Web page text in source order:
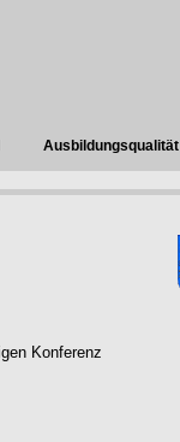
Ausbildungsqualität
Konferenz